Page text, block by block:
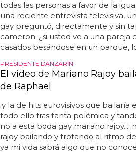
todas las personas a favor de la
una reciente entrevista televisiva,
gay preguntó, directamente y sin
cameron: ¿si usted ve a una pareja
casados besándose en un parque,
PRESIDENTE DANZARÍN
El vídeo de Mariano Rajoy
de Raphael
¡y la de hits eurovisivos que bailaría
todo ello tras tanta polémica y
no a esta boda gay mariano rajoy...
rajoy bailando y trotando al ritmo
ya mi vida sabrá algo que no